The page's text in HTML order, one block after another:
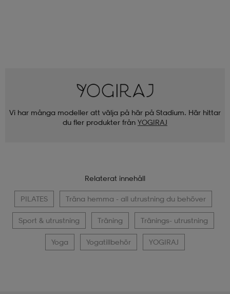
Vi har många modeller att välja på här på Stadium. Här hittar
du fler produkter från YOGIRAJ
Relaterat innehåll
PILATES Träna hemma - all utrustning du behöver
Sport & utrustning Träning Tränings- utrustning
Yoga Yogatillbehör YOGIRAJ